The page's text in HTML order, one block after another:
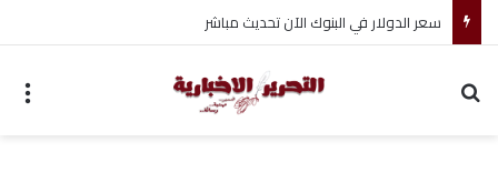
ضبط متهم بممارسة انتحال صفة ضابط واستيقاف السيارات